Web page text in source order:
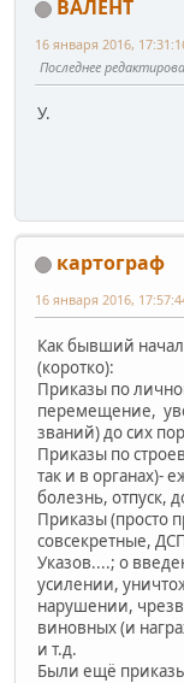
ВАЛЕНТ
16 января 2016,
Последнее
У.
картограф
16 января 2016,
Как бывший
(коротко):
Приказы по
перемещение,
званий) до сих
Приказы по
так и в органах)-
болезнь, отпуск,
Приказы (просто
совсекретные,
Указов....; о
усилении,
нарушении,
виновных (и
и т.д.
Были ещё